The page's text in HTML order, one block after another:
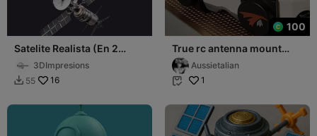
Satelite Realista (En 2
partes y en una sola)
3DImpresions
 55 16
100
True rc antenna mount
(hdzero googles 1&2)
Aussietalian
 1